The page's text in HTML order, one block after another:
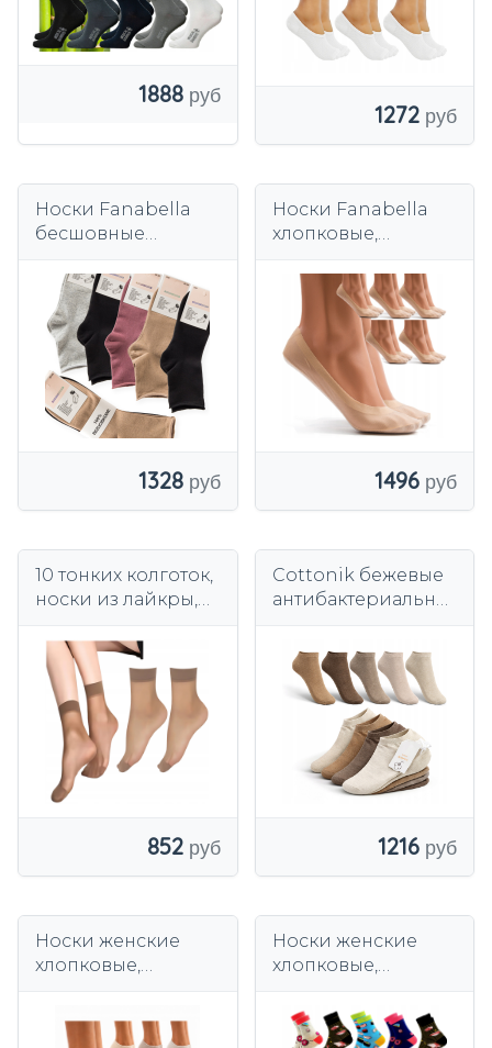
1888
1272
Носки Fanabella
бесшовные
из 5 пар.
1328
Носки Fanabella
хлопковые,
бесшовные, 6 пар.
1496
10 тонких колготок,
носки из лайкры,
прочные носки
852
Cottonik бежевые
антибактериальны
хлопковые носки
1216
Носки женские
хлопковые,
Носки женские
хлопковые,
набор из 10 пар.